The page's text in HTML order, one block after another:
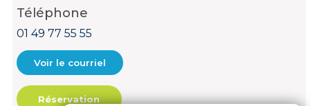
Téléphone
01 49 77 55 55
Voir le courriel
Réservation